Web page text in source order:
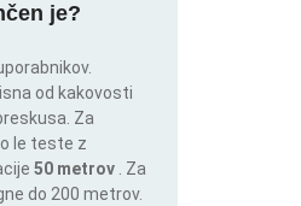
je?
od kakovosti
Za
le teste z
50 metrov
. Za
do 200 metrov.